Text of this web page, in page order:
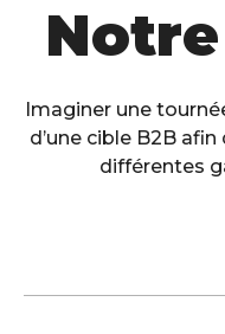
Imaginer une
d’une cible B2B
différentes